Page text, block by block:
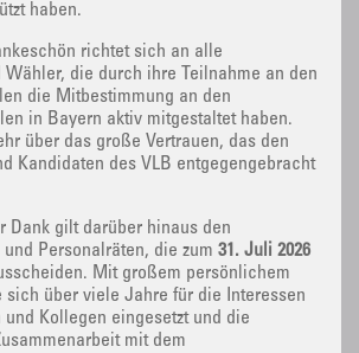
haben.
richtet sich an alle
die durch ihre Teilnahme an den
die Mitbestimmung an den
in Bayern aktiv mitgestaltet haben.
über das große Vertrauen, das den
Kandidaten des VLB entgegengebracht
Dank gilt darüber hinaus den
Personalräten, die zum 31. Juli 2026
Mit großem persönlichem
sich über viele Jahre für die Interessen
Kollegen eingesetzt und die
mit dem